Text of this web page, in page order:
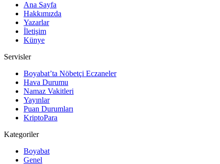
Ana Sayfa
Hakkımızda
Yazarlar
İletişim
Künye
Servisler
Boyabat’ta Nöbetçi Eczaneler
Hava Durumu
Namaz Vakitleri
Yayınlar
Puan Durumları
KriptoPara
Kategoriler
Boyabat
Genel